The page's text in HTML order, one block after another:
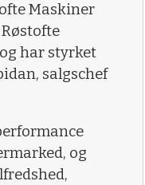
Maskiner
har styrket
salgschef
og